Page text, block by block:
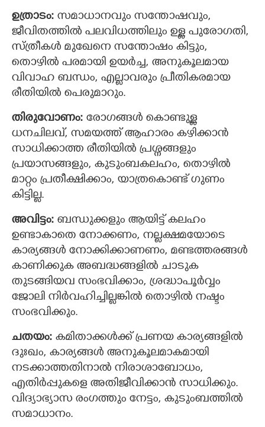
ഉത്രാടം:‍ സമാധാനവും സന്തോഷവും,
ജീവിതത്തില്‍ പലവിധത്തിലും ഉള്ള പുരോഗതി,
സ്ത്രീകള്‍ മുഖേനെ സന്തോഷം കിട്ടും,
തൊഴില്‍ പരമായി ഉയര്‍ച്ച, അനുകൂലമായ
വിവാഹ ബന്ധം, എല്ലാവരും പ്രീതികരമായ
രീതിയില്‍ പെരുമാറും.
തിരുവോണം: രോഗങ്ങള്‍ കൊണ്ടുള്ള
ധനചിലവ്, സമയത്ത് ആഹാരം കഴിക്കാന്‍
സാധിക്കാത്ത രീതിയില്‍ പ്രശ്നങ്ങളും
പ്രയാസങ്ങളും, കുടുംബകലഹം, തൊഴിൽ
മാറ്റം പ്രതീക്ഷിക്കാം, യാത്രകൊണ്ട് ഗുണം
കിട്ടില്ല.
അവിട്ടം:‍ ബന്ധുക്കളും ആയിട്ട് കലഹം
ഉണ്ടാകാതെ നോക്കണം, നല്ലക്ഷമയോടെ
കാര്യങ്ങള്‍ നോക്കിക്കാണണം, മണ്ടത്തരങ്ങൾ
കാണിക്കുക അബദ്ധങ്ങളില്‍ ചാടുക
തുടങ്ങിയവ സംഭവിക്കാം, ശ്രദ്ധാപൂര്‍വ്വം
ജോലി നിര്‍വഹിച്ചില്ലങ്കില്‍ തൊഴില്‍ നഷ്ടം
സംഭവിക്കും.
ചതയം: കമിതാക്കൾക്ക് പ്രണയ കാര്യങ്ങളില്‍
ദുഃഖം, കാര്യങ്ങള്‍ അനുകൂലമാകമായി
നടക്കാത്തതിനാല്‍ നിരാശാബോധം,
എതിര്‍പ്പുകളെ അതിജീവിക്കാന്‍ സാധിക്കും.
വിദ്യാഭ്യാസ രംഗത്തും നേട്ടം, കുടുംബത്തില്‍
സമാധാനം.
Share this link